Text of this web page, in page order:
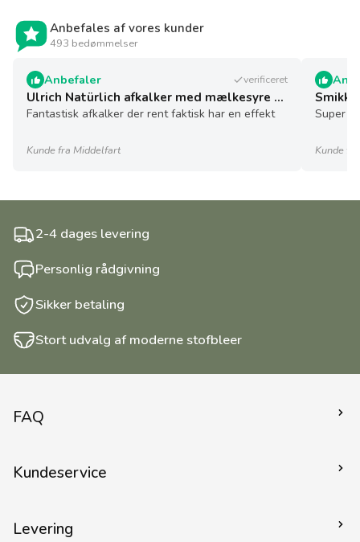
Anbefales af vores kunder
493 bedømmelser
Anbefaler verificeret
Ulrich Natürlich afkalker med mælkesyre - 5 l - økologisk
Fantastisk afkalker der rent faktisk har en effekt
Kunde fra Middelfart
Super
Kunde
2-4 dages levering
Personlig rådgivning
Sikker betaling
Stort udvalg af moderne stofbleer
FAQ
Stofbind - hvorfor og hvordan?
Far om stofbleer
Kundeservice
Handelsvilkår
Levering